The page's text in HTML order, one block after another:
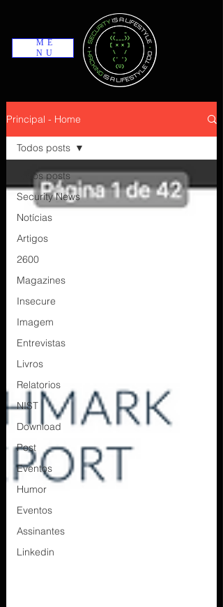
ME
NU
Principal - Home
Todos posts
Security News
Notícias
Artigos
2600
Magazines
Insecure
Imagem
Entrevistas
Livros
Relatorios
NIST
Download
Post
Eventos
Humor
Eventos
Assinantes
Linkedin
Todos posts